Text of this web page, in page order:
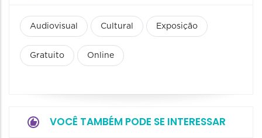
Audiovisual Cultural Exposição
Gratuito Online
VOCÊ TAMBÉM PODE SE INTERESSAR